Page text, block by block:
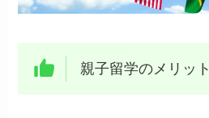
親子留学のメリット